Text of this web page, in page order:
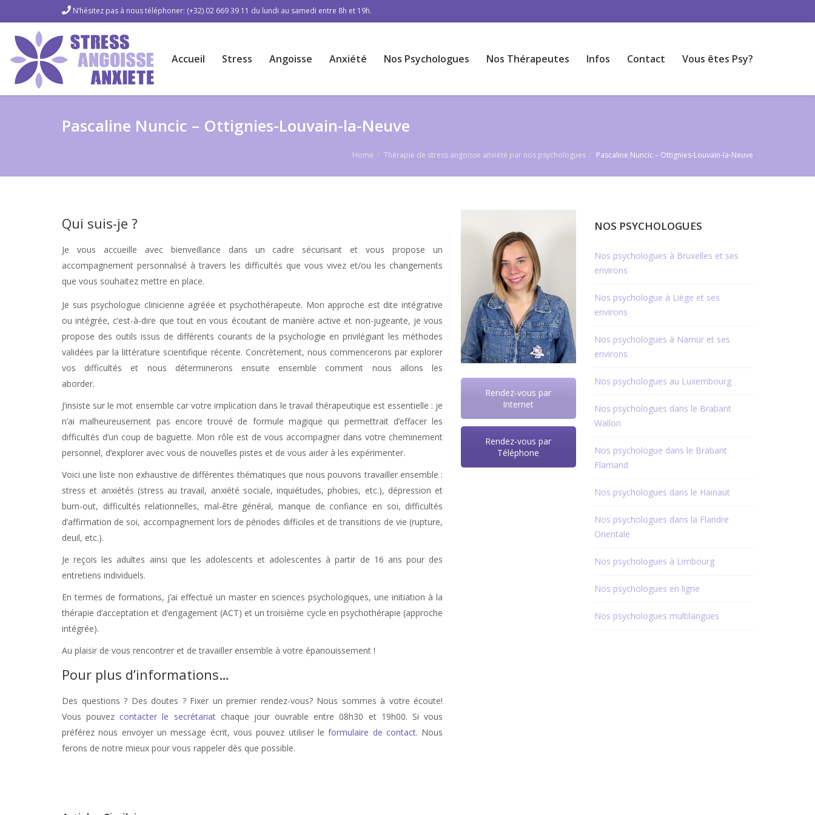
N’hésitez pas à nous téléphoner: (+32) 02 669 39 11 du lundi au samedi entre 8h et 19h.
Accueil Stress Angoisse Anxiété Nos Psychologues Nos Thérapeutes Infos Contact Vous êtes Psy?
Pascaline Nuncic – Ottignies-Louvain-la-Neuve
Home Thérapie de stress angoisse anxiété par nos psychologues Pascaline Nuncic – Ottignies-Louvain-la-Neuve
Qui suis-je ?
Je vous accueille avec bienveillance dans un cadre sécurisant et vous propose un
accompagnement personnalisé à travers les difficultés que vous vivez et/ou les changements
que vous souhaitez mettre en place.
Je suis psychologue clinicienne agréée et psychothérapeute. Mon approche est dite intégrative
ou intégrée, c’est-à-dire que tout en vous écoutant de manière active et non-jugeante, je vous
propose des outils issus de différents courants de la psychologie en privilégiant les méthodes
validées par la littérature scientifique récente. Concrètement, nous commencerons par explorer
vos difficultés et nous déterminerons ensuite ensemble comment nous allons les
aborder.
J’insiste sur le mot ensemble car votre implication dans le travail thérapeutique est essentielle : je
n’ai malheureusement pas encore trouvé de formule magique qui permettrait d’effacer les
difficultés d’un coup de baguette. Mon rôle est de vous accompagner dans votre cheminement
personnel, d’explorer avec vous de nouvelles pistes et de vous aider à les expérimenter.
Voici une liste non exhaustive de différentes thématiques que nous pouvons travailler ensemble :
stress et anxiétés (stress au travail, anxiété sociale, inquiétudes, phobies, etc.), dépression et
burn-out, difficultés relationnelles, mal-être général, manque de confiance en soi, difficultés
d’affirmation de soi, accompagnement lors de périodes difficiles et de transitions de vie (rupture,
deuil, etc.).
Je reçois les adultes ainsi que les adolescents et adolescentes à partir de 16 ans pour des
entretiens individuels.
En termes de formations, j’ai effectué un master en sciences psychologiques, une initiation à la
thérapie d’acceptation et d’engagement (ACT) et un troisième cycle en psychothérapie (approche
intégrée).
Au plaisir de vous rencontrer et de travailler ensemble à votre épanouissement !
Pour plus d’informations…
Des questions ? Des doutes ? Fixer un premier rendez-vous? Nous sommes à votre écoute!
Vous pouvez contacter le secrétariatchaque jour ouvrable entre 08h30 et 19h00. Si vous
préférez nous envoyer un message écrit, vous pouvez utiliser leformulaire de contact. Nous
ferons de notre mieux pour vous rappeler dès que possible.
Rendez-vous par
Internet
Rendez-vous par
Téléphone
NOS PSYCHOLOGUES
Nos psychologues à Bruxelles et ses
environs
Nos psychologue à Liège et ses
environs
Nos psychologues à Namur et ses
environs
Nos psychologues au Luxembourg
Nos psychologues dans le Brabant
Wallon
Nos psychologue dans le Brabant
Flamand
Nos psychologues dans le Hainaut
Nos psychologues dans la Flandre
Orientale
Nos psychologues à Limbourg
Nos psychologues en ligne
Nos psychologues multilangues